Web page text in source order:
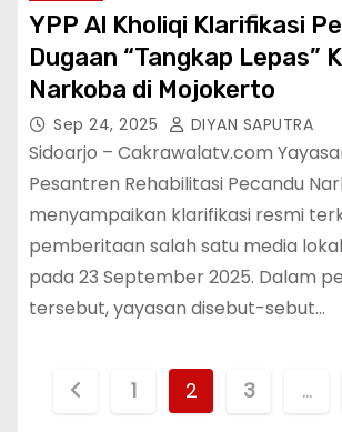
YPP Al Kholiqi Klarifikasi
Dugaan “Tangkap Lepas”
Narkoba di Mojokerto
Sep 24, 2025 DIYAN SAPUTRA
Sidoarjo – Cakrawalatv.com
Pesantren Rehabilitasi Pecandu
menyampaikan klarifikasi resmi
pemberitaan salah satu media
pada 23 September 2025. Dalam
tersebut, yayasan disebut-sebut…
1 2 3 …